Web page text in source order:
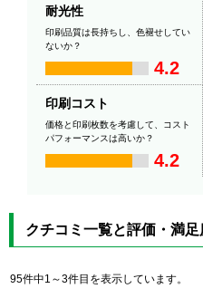
耐光性
印刷品質は長持ちし、色褪せしてい
ないか？
4.2
印刷コスト
価格と印刷枚数を考慮して、コスト
パフォーマンスは高いか？
4.2
クチコミ一覧と評価・満足
95件中1～3件目を表示しています。